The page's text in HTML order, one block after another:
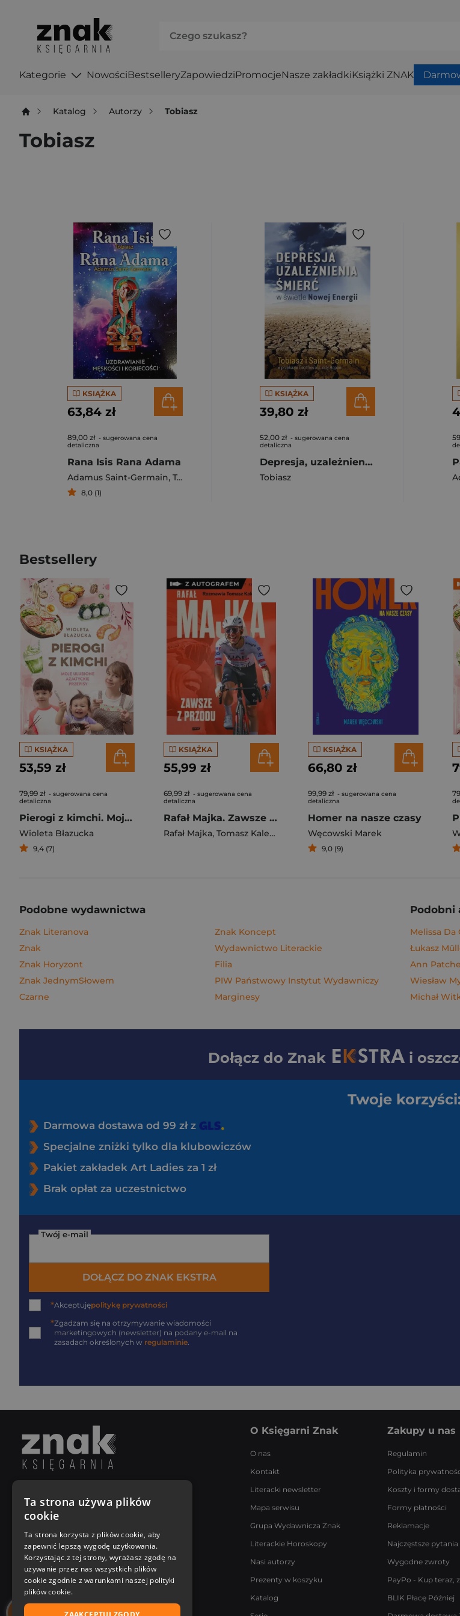
Kategorie NowościBestselleryZapowiedziPromocjeNasze zakładkiKsiążki ZNAK
Katalog Autorzy Tobiasz
Tobiasz
KSIĄŻKA
63,84 zł
89,00 zł - sugerowana cena
detaliczna
Rana Isis Rana Adama
Adamus Saint-Germain, Tobiasz
8,0 (1)
KSIĄŻKA
39,80 zł
52,00 zł - sugerowana cena
detaliczna
Depresja, uzależnienia, śmierć w świetle Nowej Energii
Tobiasz
Bestsellery
KSIĄŻKA
53,59 zł
79,99 zł - sugerowana cena
detaliczna
Pierogi z kimchi. Moje ulubione azjatyckie przepisy
Wioleta Błazucka
9,4 (7)
KSIĄŻKA
55,99 zł
69,99 zł - sugerowana cena
detaliczna
Rafał Majka. Zawsze z przodu. Rozmawia Tomasz Kalemba - książka z autografem
Rafał Majka, Tomasz Kalemba
KSIĄŻKA
66,80 zł
99,99 zł - sugerowana cena
detaliczna
Homer na nasze czasy
Węcowski Marek
9,0 (9)
Podobne wydawnictwa
Znak Literanova
Znak
Znak Horyzont
Znak JednymSłowem
Czarne
Znak Koncept
Wydawnictwo Literackie
Filia
PIW Państwowy Instytut Wydawniczy
Marginesy
Podobni
Melissa Da
Łukasz
Ann
Wiesław
Michał
Dołącz do Znak i
Twoje
Darmowa dostawa od 99 zł z
Specjalne zniżki tylko dla klubowiczów
Pakiet zakładek Art Ladies za 1 zł
Brak opłat za uczestnictwo
Twój e-mail
DOŁĄCZ DO ZNAK EKSTRA
*Akceptujępolitykę prywatności
*Zgadzam się na otrzymywanie wiadomości
marketingowych (newsletter) na podany e-mail na
zasadach określonych w regulaminie.
Poniedziałek - Piątek
8:00 - 18:00
[email protected]
Bądź z nami na bieżąco
O Księgarni Znak
O nas
Kontakt
Literacki newsletter
Mapa serwisu
Grupa Wydawnicza Znak
Literackie Horoskopy
Nasi autorzy
Prezenty w koszyku
Katalog
Zakupy u nas
Regulamin
Polityka
Koszty i formy
Formy płatności
Reklamacje
Najczęstsze pytania
Wygodne zwroty
PayPo - Kup teraz,
BLIK Płacę Później
Ta strona używa plików
cookie
Ta strona korzysta z plików cookie, aby
zapewnić lepszą wygodę użytkowania.
Korzystając z tej strony, wyrażasz zgodę na
używanie przez nas wszystkich plików
cookie zgodnie z warunkami naszej polityki
plików cookie.